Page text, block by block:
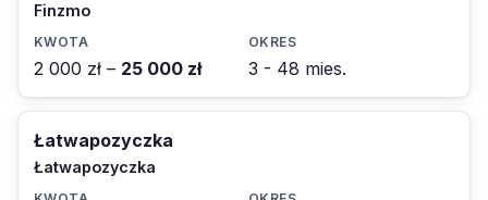
Finzmo
2 000 zł – 25 000 zł 3 - 48 mies.
Łatwapozyczka
Łatwapozyczka